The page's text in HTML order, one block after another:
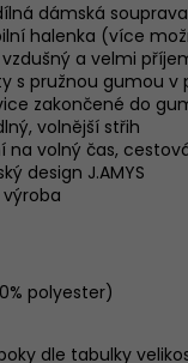
dámská souprava
halenka (více
vzdušný a velmi
s pružnou gumou v
zakončené do
volnější střih
na volný čas,
design J.AMYS
výroba
polyester)
dle tabulky